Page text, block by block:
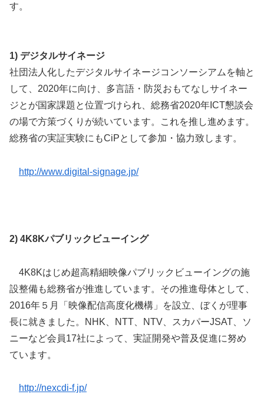
す。
1) デジタルサイネージ
社団法人化したデジタルサイネージコンソーシアムを軸と
して、2020年に向け、多言語・防災おもてなしサイネー
ジとが国家課題と位置づけられ、総務省2020年ICT懇談会
の場で方策づくりが続いています。これを推し進めます。
総務省の実証実験にもCiPとして参加・協力致します。
http://www.digital-signage.jp/
2) 4K8Kパブリックビューイング
4K8Kはじめ超高精細映像パブリックビューイングの施
設整備も総務省が推進しています。その推進母体として、
2016年５月「映像配信高度化機構」を設立、ぼくが理事
長に就きました。NHK、NTT、NTV、スカパーJSAT、ソ
ニーなど会員17社によって、実証開発や普及促進に努め
ています。
http://nexcdi-f.jp/